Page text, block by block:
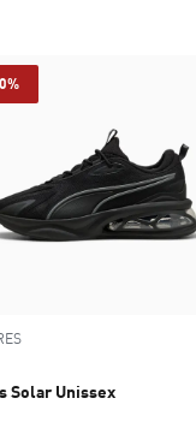
Solar Unissex